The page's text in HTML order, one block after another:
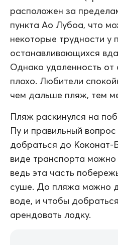
расположен за
пункта Ао Лубоа, что
некоторые трудности у
останавливающихся
Однако удаленность от
плохо. Любители
чем дальше пляж, тем
Пляж раскинулся на
Пу и правильный
добраться до Коконат-
виде транспорта можно
ведь эта часть
суше. До пляжа можно
воде, и чтобы
арендовать лодку.